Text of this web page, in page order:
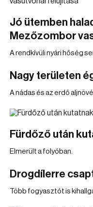
Jó ütemben
Mezőzombor
A rendkívüli nyári hőség
Nagy területen
A nádas és az erdő
Fürdőző után
Elmerült a folyóban.
Drogdílerre
Több fogyasztót is